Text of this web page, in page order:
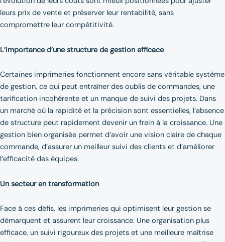
leurs prix de vente et préserver leur rentabilité, sans
compromettre leur compétitivité.
L’importance d’une structure de gestion efficace
Certaines imprimeries fonctionnent encore sans véritable système
de gestion, ce qui peut entraîner des oublis de commandes, une
tarification incohérente et un manque de suivi des projets. Dans
un marché où la rapidité et la précision sont essentielles, l’absence
de structure peut rapidement devenir un frein à la croissance. Une
gestion bien organisée permet d’avoir une vision claire de chaque
commande, d’assurer un meilleur suivi des clients et d’améliorer
l’efficacité des équipes.
Un secteur en transformation
Face à ces défis, les imprimeries qui optimisent leur gestion se
démarquent et assurent leur croissance. Une organisation plus
efficace, un suivi rigoureux des projets et une meilleure maîtrise